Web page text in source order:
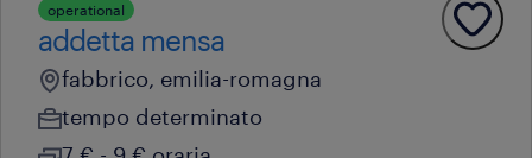
operational
addetta mensa
fabbrico, emilia-romagna
tempo determinato